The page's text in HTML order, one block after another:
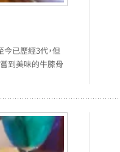
已歷經3代，但
到美味的牛膝骨